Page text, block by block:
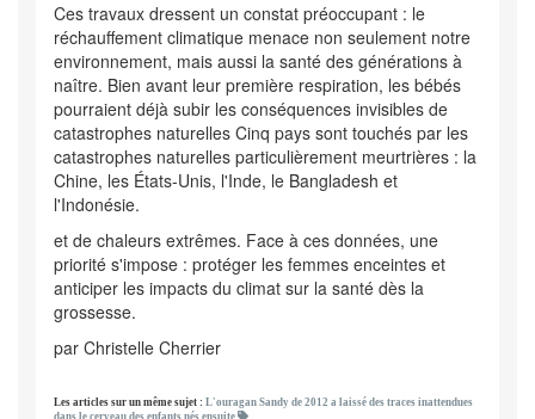
Ces travaux dressent un constat préoccupant : le
réchauffement climatique menace non seulement notre
environnement, mais aussi la santé des générations à
naître. Bien avant leur première respiration, les bébés
pourraient déjà subir les conséquences invisibles de
catastrophes naturelles Cinq pays sont touchés par les
catastrophes naturelles particulièrement meurtrières : la
Chine, les États-Unis, l'Inde, le Bangladesh et
l'Indonésie.
et de chaleurs extrêmes. Face à ces données, une
priorité s'impose : protéger les femmes enceintes et
anticiper les impacts du climat sur la santé dès la
grossesse.
par Christelle Cherrier
Les articles sur un même sujet : L'ouragan Sandy de 2012 a laissé des traces inattendues
dans le cerveau des enfants nés ensuite